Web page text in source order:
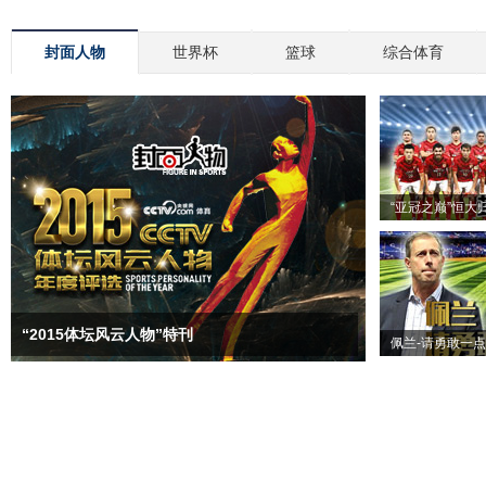
封面人物 世界杯 篮球 综合体育
“2015体坛风云人物”特刊
“亚冠之巅”恒大
佩兰-请勇敢一点